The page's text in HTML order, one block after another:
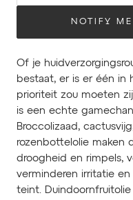
NOTIFY
Of je
bestaat, er is er één in
prioriteit zou moeten
is een echte
Broccolizaad,
rozenbottelolie maken
droogheid en rimpels,
verminderen irritatie
teint.